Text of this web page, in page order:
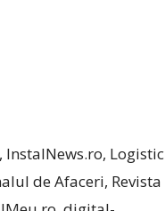
Logistic
de Afaceri, Revista